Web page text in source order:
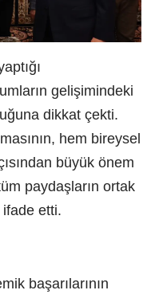
gelişimindeki
dikkat çekti.
hem bireysel
büyük önem
paydaşların ortak
etti.
başarılarının